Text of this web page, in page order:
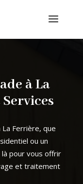
à La
La Ferrière, que
ou un
pour vous offrir
et traitement